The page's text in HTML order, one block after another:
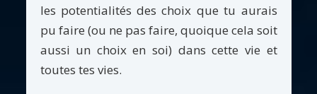
les potentialités des choix que tu aurais
pu faire (ou ne pas faire, quoique cela soit
aussi un choix en soi) dans cette vie et
toutes tes vies.